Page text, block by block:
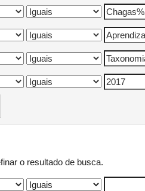
o resultado de busca.